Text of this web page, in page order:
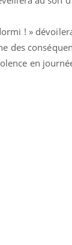
! »
des
en